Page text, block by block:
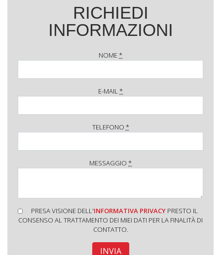
RICHIEDI
INFORMAZIONI
NOME*
E-MAIL *
TELEFONO *
MESSAGGIO *
PRESA VISIONE DELL'INFORMATIVA PRIVACYPRESTO IL
CONSENSO AL TRATTAMENTO DEI MIEI DATI PER LA FINALITÀ DI
CONTATTO.